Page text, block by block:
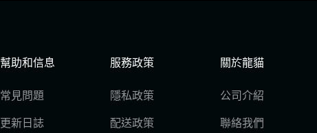
幫助和信息
常見問題
更新日誌
服務政策
隱私政策
配送政策
關於龍貓
公司介紹
聯絡我們